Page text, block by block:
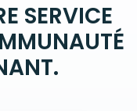
SERVICE